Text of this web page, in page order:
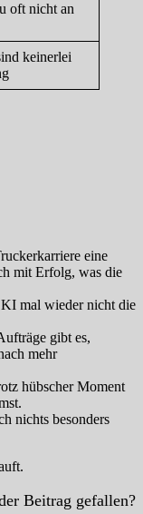
oft nicht an
keinerlei
eine
mit Erfolg, was die
mal wieder nicht die
gibt es,
mehr
hübscher Moment
nichts besonders
Beitrag gefallen?